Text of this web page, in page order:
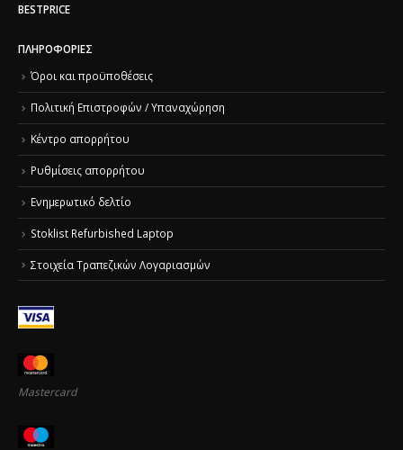
BESTPRICE
ΠΛΗΡΟΦΟΡΊΕΣ
Όροι και προϋποθέσεις
Πολιτική Επιστροφών / Υπαναχώρηση
Κέντρο απορρήτου
Ρυθμίσεις απορρήτου
Ενημερωτικό δελτίο
Stoklist Refurbished Laptop
Στοιχεία Τραπεζικών Λογαριασμών
Mastercard